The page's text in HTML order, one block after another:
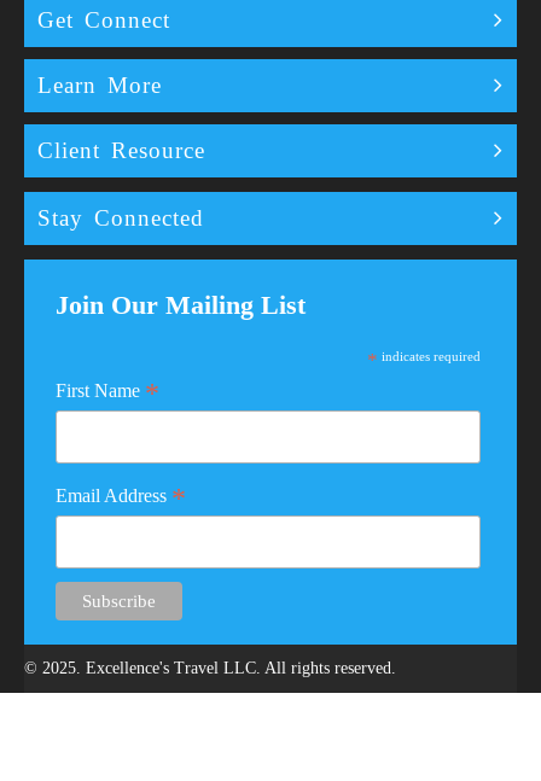
Get Connect
Learn More
Client Resource
Stay Connected
Join Our Mailing List
* indicates required
First Name *
Email Address *
© 2025. Excellence's Travel LLC. All rights reserved.